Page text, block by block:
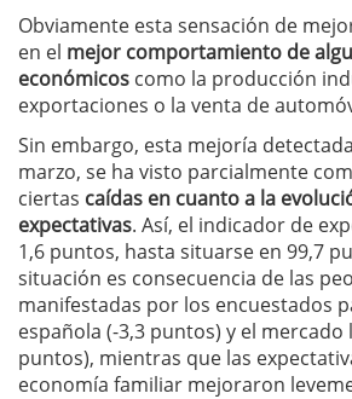
Obviamente esta sensación de
en el mejor comportamiento de
económicos como la producción
exportaciones o la venta de
Sin embargo, esta mejoría
marzo, se ha visto parcialmente
ciertas caídas en cuanto a la
expectativas. Así, el indicador de
1,6 puntos, hasta situarse en 99,7
situación es consecuencia de las
manifestadas por los encuestados
española (-3,3 puntos) y el mercado
puntos), mientras que las
economía familiar mejoraron